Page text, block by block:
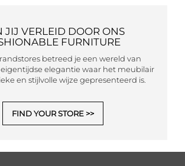
JIJ VERLEID DOOR ONS
FURNITURE
betreed je een wereld van
elegantie waar het meubilair
en stijlvolle wijze gepresenteerd is.
FIND YOUR STORE